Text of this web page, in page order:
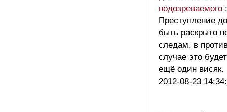
подозреваемого :
Преступление
быть раскрыто
следам, в
случае это будет
ещё один
2012-08-23